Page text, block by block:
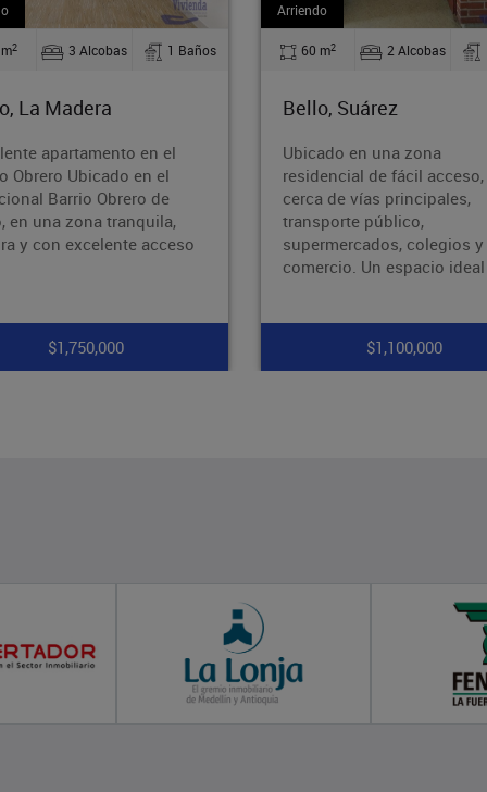
2 2 Alcobas 1 Baños
Suárez
en una zona
de fácil acceso,
de vías principales,
público,
colegios y
Un espacio ideal p
$1,100,000
Arriendo
110 m2 2 Alcobas
Bello, Barrio Nuevo
¡Oportunidad en Barrio
Bello!¿Buscas un inmueble
amplio, bien ubicado y con
potencial? ¡Esta es tu
oportunidad! Área: 110 m²
Ubicación: Ba
$1,700,000